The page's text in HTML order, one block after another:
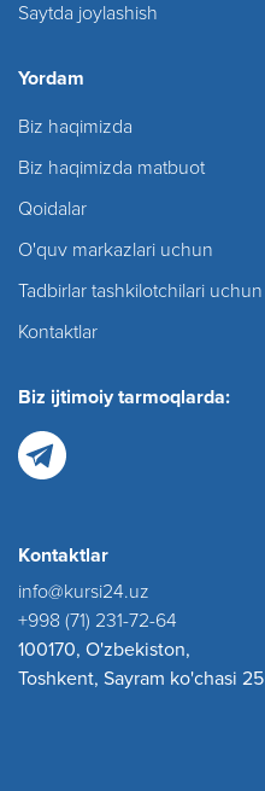
Saytda joylashish
Yordam
Biz haqimizda
Biz haqimizda matbuot
Qoidalar
O'quv markazlari uchun
Tadbirlar tashkilotchilari uchun
Kontaktlar
Biz ijtimoiy tarmoqlarda:
Kontaktlar
info@kursi24.uz
+998 (71) 231-72-64
100170, O'zbekiston,
Toshkent, Sayram ko'chasi 25